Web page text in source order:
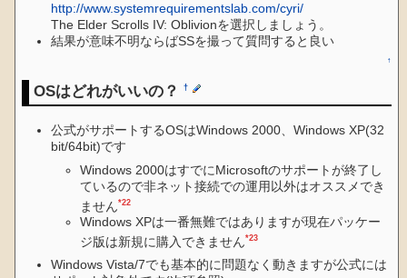
http://www.systemrequirementslab.com/cyri/
The Elder Scrolls IV: Oblivionを選択しましょう。
結果が意味不明ならばSSを撮って質問すると良い
↑
OSはどれがいいの？†
公式がサポートするOSはWindows 2000、Windows XP(32
bit/64bit)です
Windows 2000はすでにMicrosoftのサポートが終了し
ているので非ネット接続での運用以外はオススメでき
ません*22
Windows XPは一番無難ではありますが現在パッケー
ジ版は新規に購入できません*23
Windows Vista/7でも基本的に問題なく動きますが公式には